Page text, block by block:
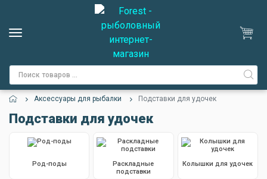
Аксессуары для рыбалки Подставки для удочек
Подставки для удочек
Род-поды
Раскладные
подставки
Колышки для удочек